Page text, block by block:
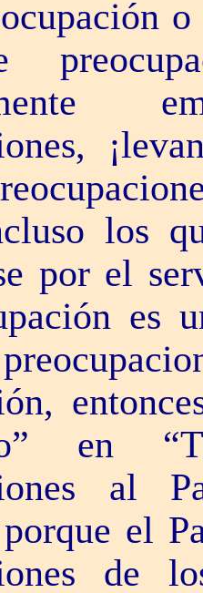
los
por el
es
en
al
el
de